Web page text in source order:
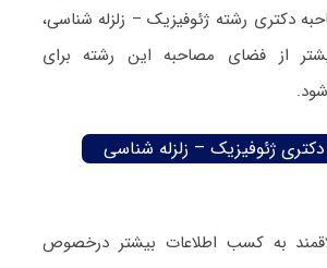
دکتری رشته ژئوفیزیک – زلزله شناسی،
از فضای مصاحبه این رشته برای
ژئوفیزیک – زلزله شناسی
به کسب اطلاعات بیشتر درخصوص